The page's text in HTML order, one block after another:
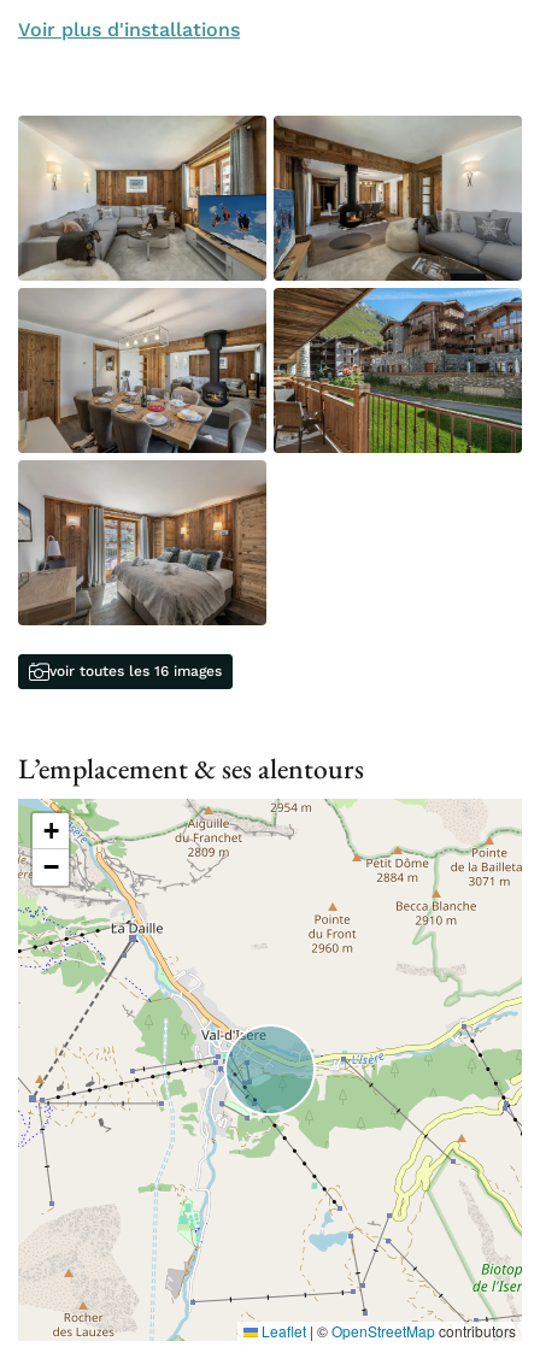
Voir plus d'installations
voir toutes les 16 images
L’emplacement & ses alentours
+
−
Leaflet | ©OpenStreetMapcontributors